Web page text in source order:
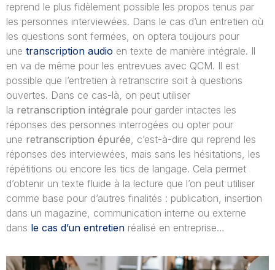
reprend le plus fidèlement possible les propos tenus par
les personnes interviewées. Dans le cas d’un entretien où
les questions sont fermées, on optera toujours pour
une transcription audio en texte de manière intégrale. Il
en va de même pour les entrevues avec QCM. Il est
possible que l’entretien à retranscrire soit à questions
ouvertes. Dans ce cas-là, on peut utiliser
la retranscription intégrale pour garder intactes les
réponses des personnes interrogées ou opter pour
une retranscription épurée, c’est-à-dire qui reprend les
réponses des interviewées, mais sans les hésitations, les
répétitions ou encore les tics de langage. Cela permet
d’obtenir un texte fluide à la lecture que l’on peut utiliser
comme base pour d’autres finalités : publication, insertion
dans un magazine, communication interne ou externe
dans le cas d’un entretien réalisé en entreprise…